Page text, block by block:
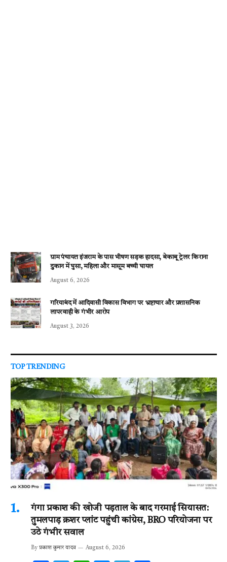
ग्राम पंचायत इंजराम के पास भीषण सड़क हादसा, बेकाबू ट्रेलर किराना
दुकान में घुसा, महिला और मासूम बच्ची घायल
August 6, 2026
गरियाबंद में आदिवासी विकास विभाग पर भ्रष्टाचार और प्रशासनिक
लापरवाही के गंभीर आरोप
August 3, 2026
TOP TRENDING
गंगा प्रकाश की खोजी पड़ताल के बाद गरमाई सियासत:
तुमलपाड़ क्रशर प्लांट पहुंची कांग्रेस, BRO परियोजना पर
उठे गंभीर सवाल
By प्रकाश कुमार यादव August 6, 2026